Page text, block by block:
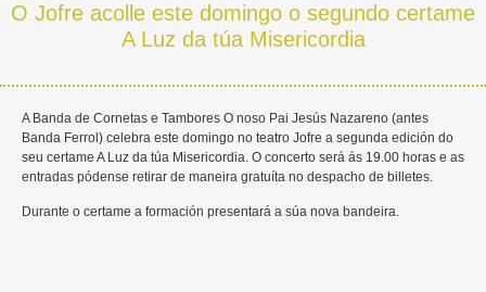
O Jofre acolle este domingo o segundo certame
A Luz da túa Misericordia
A Banda de Cornetas e Tambores O noso Pai Jesús Nazareno (antes
Banda Ferrol) celebra este domingo no teatro Jofre a segunda edición do
seu certame A Luz da túa Misericordia. O concerto será ás 19.00 horas e as
entradas pódense retirar de maneira gratuíta no despacho de billetes.
Durante o certame a formación presentará a súa nova bandeira.